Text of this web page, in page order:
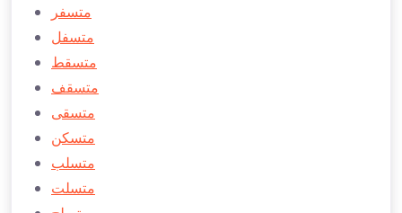
متسفر
متسفل
متسقط
متسقف
متسقی
متسكن
متسلب
متسلت